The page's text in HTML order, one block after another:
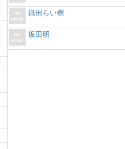
鎌田らい樹
坂田明